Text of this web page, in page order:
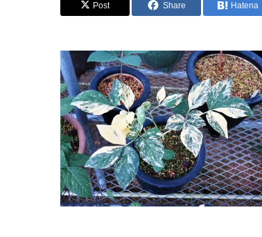
Post Share Hatena